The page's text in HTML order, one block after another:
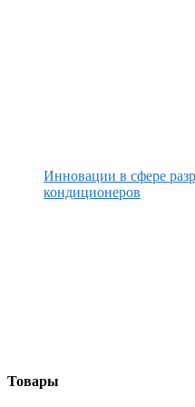
Инновации в сфере
кондиционеров
Товары